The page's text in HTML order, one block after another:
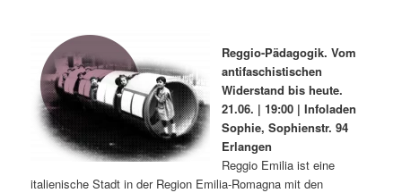
Reggio-Pädagogik. Vom
antifaschistischen
Widerstand bis heute.
21.06. | 19:00 | Infoladen
Sophie, Sophienstr. 94
Erlangen
Reggio Emilia ist eine
italienische Stadt in der Region Emilia-Romagna mit den